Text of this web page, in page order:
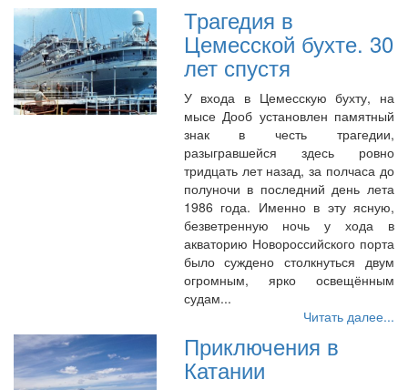
Трагедия в
Цемесской бухте. 30
лет спустя
У входа в Цемесскую бухту, на
мысе Дооб установлен памятный
знак в честь трагедии,
разыгравшейся здесь ровно
тридцать лет назад, за полчаса до
полуночи в последний день лета
1986 года. Именно в эту ясную,
безветренную ночь у хода в
акваторию Новороссийского порта
было суждено столкнуться двум
огромным, ярко освещённым
судам...
Читать далее...
Приключения в
Катании